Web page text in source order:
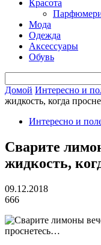
Красота
Мода
Одежда
Аксессуары
Обувь
Домой Интересно и
жидкость, когда
Интересно и
Сварите
жидкость,
09.12.2018
666